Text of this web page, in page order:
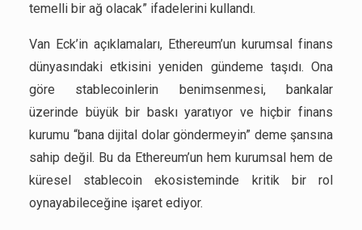
temelli bir ağ olacak” ifadelerini kullandı.
Van Eck’in açıklamaları, Ethereum’un kurumsal finans
dünyasındaki etkisini yeniden gündeme taşıdı. Ona
göre stablecoinlerin benimsenmesi, bankalar
üzerinde büyük bir baskı yaratıyor ve hiçbir finans
kurumu “bana dijital dolar göndermeyin” deme şansına
sahip değil. Bu da Ethereum’un hem kurumsal hem de
küresel stablecoin ekosisteminde kritik bir rol
oynayabileceğine işaret ediyor.